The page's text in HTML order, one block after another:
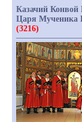
Казачий
Царя Мученика
(3216)